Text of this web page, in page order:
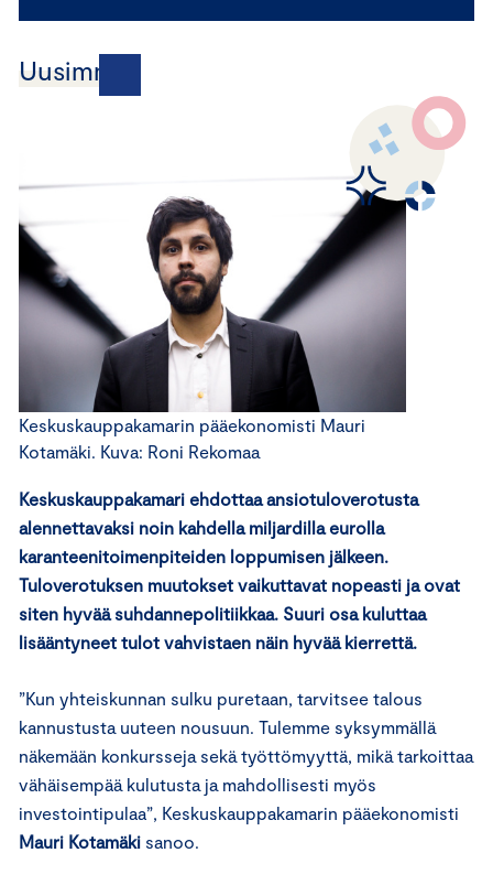
Uusimmat
Keskuskauppakamarin pääekonomisti Mauri
Kotamäki. Kuva: Roni Rekomaa
Keskuskauppakamari ehdottaa ansiotuloverotusta
alennettavaksi noin kahdella miljardilla eurolla
karanteenitoimenpiteiden loppumisen jälkeen.
Tuloverotuksen muutokset vaikuttavat nopeasti ja ovat
siten hyvää suhdannepolitiikkaa. Suuri osa kuluttaa
lisääntyneet tulot vahvistaen näin hyvää kierrettä.
”Kun yhteiskunnan sulku puretaan, tarvitsee talous
kannustusta uuteen nousuun. Tulemme syksymmällä
näkemään konkursseja sekä työttömyyttä, mikä tarkoittaa
vähäisempää kulutusta ja mahdollisesti myös
investointipulaa”, Keskuskauppakamarin pääekonomisti
Mauri Kotamäki sanoo.